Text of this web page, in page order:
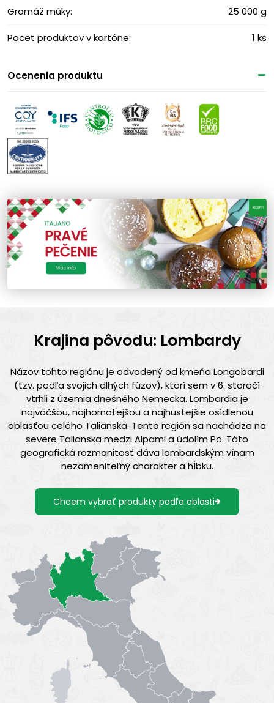
Gramáž múky: 25 000 g
Počet produktov v kartóne: 1 ks
Ocenenia produktu
Krajina pôvodu: Lombardy
Názov tohto regiónu je odvodený od kmeňa Longobardi
(tzv. podľa svojich dlhých fúzov), ktorí sem v 6. storočí
vtrhli z územia dnešného Nemecka. Lombardia je
najväčšou, najhornatejšou a najhustejšie osídlenou
oblasťou celého Talianska. Tento región sa nachádza na
severe Talianska medzi Alpami a údolím Po. Táto
geografická rozmanitosť dáva lombardským vínam
nezameniteľný charakter a hĺbku.
Chcem vybrať produkty podľa oblasti